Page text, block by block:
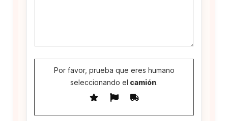
Por favor, prueba que eres humano
seleccionando el camión.